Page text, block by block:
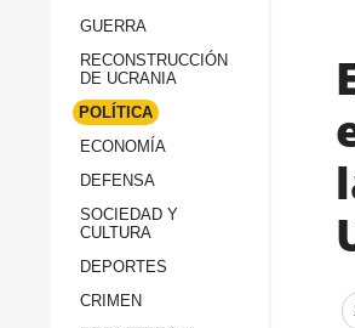
TODAS LAS
GUERRA
RECONSTRUCCIÓN
DE UCRANIA
POLÍTICA
ECONOMÍA
DEFENSA
SOCIEDAD Y
CULTURA
DEPORTES
CRIMEN